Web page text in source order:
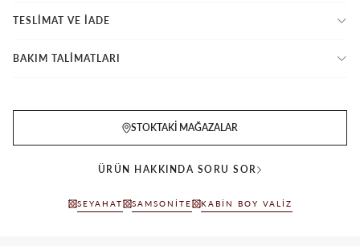
TESLİMAT VE İADE
BAKIM TALİMATLARI
STOKTAKI MAĞAZALAR
ÜRÜN HAKKINDA SORU SOR
SEYAHAT SAMSONITE KABIN BOY VALIZ